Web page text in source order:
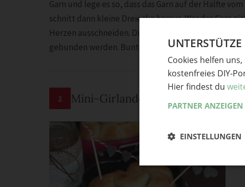
Garn und lege es so, dass das Garn auf der Hälfte
schnitt dann kleine Dreiecke heraus. Wer das Garn
Herzen ausschneiden. Die Enden vom Garn können
gebunden werden. Bunte Lolli-Stiele gehen
2 Mini-Girlande mit Herzen
Cookies helfen
kostenfreies DIY-
Hier findest du
PARTNER ANZEIGEN
EINSTELLUNGEN